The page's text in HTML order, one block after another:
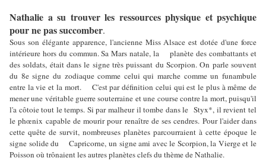
Nathalie a su trouver les ressources physique et psychique
pour ne pas succomber.
Sous son élégante apparence, l'ancienne Miss Alsace est dotée d'une force
intérieure hors du commun. Sa Mars natale, la planète des combattants et
des soldats, était dans le signe très puissant du Scorpion. On parle souvent
du 8e signe du zodiaque comme celui qui marche comme un funambule
entre la vie et la mort. C'est par définition celui qui est le plus à même de
mener une véritable guerre souterraine et une course contre la mort, puisqu'il
l'a côtoie tout le temps. Si par malheur il tombe dans le Styx*, il revient tel
le phœnix capable de mourir pour renaître de ses cendres. Pour l'aider dans
cette quête de survit, nombreuses planètes parcourraient à cette époque le
signe solide du Capricorne, un signe ami avec le Scorpion, la Vierge et le
Poisson où trônaient les autres planètes clefs du thème de Nathalie.